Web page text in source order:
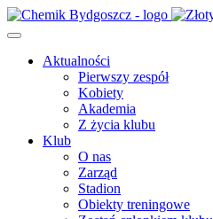
Aktualności
Pierwszy zespół
Kobiety
Akademia
Z życia klubu
Klub
O nas
Zarząd
Stadion
Obiekty treningowe